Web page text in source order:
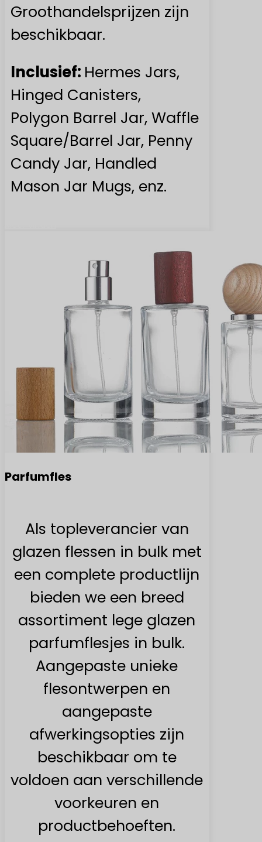
Groothandelsprijzen zijn
beschikbaar.
Inclusief: Hermes Jars,
Hinged Canisters,
Polygon Barrel Jar, Waffle
Square/Barrel Jar, Penny
Candy Jar, Handled
Mason Jar Mugs, enz.
Parfumfles
Als topleverancier van
glazen flessen in bulk met
een complete productlijn
bieden we een breed
assortiment lege glazen
parfumflesjes in bulk.
Aangepaste unieke
flesontwerpen en
aangepaste
afwerkingsopties zijn
beschikbaar om te
voldoen aan verschillende
voorkeuren en
productbehoeften.